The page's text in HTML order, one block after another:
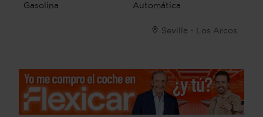
Gasolina
Automática
Sevilla - Los Arcos